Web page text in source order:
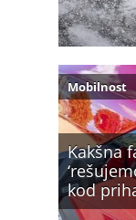
Kakšna
kod
Mobilnost